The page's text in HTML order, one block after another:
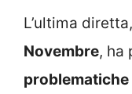
L’ultima
Novembre, ha
problematiche